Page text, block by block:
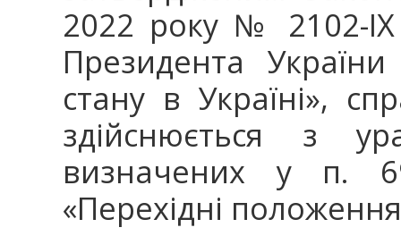
2022 року № 2102-
Президента
стану в Україні»,
здійснюється з
визначених у п.
«Перехідні